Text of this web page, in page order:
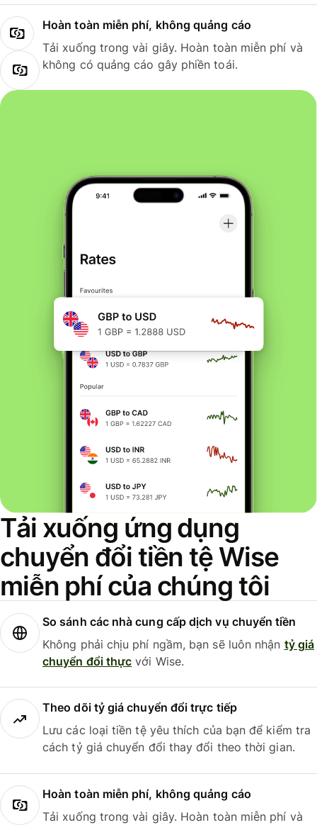
Hoàn toàn miễn phí, không quảng cáo
Tải xuống trong vài giây. Hoàn toàn miễn phí và
không có quảng cáo gây phiền toái.
Tải xuống ứng dụng
chuyển đổi tiền tệ Wise
miễn phí của chúng tôi
So sánh các nhà cung cấp dịch vụ chuyển tiền
Không phải chịu phí ngầm, bạn sẽ luôn nhận tỷ giá
chuyển đổi thực với Wise.
Theo dõi tỷ giá chuyển đổi trực tiếp
Lưu các loại tiền tệ yêu thích của bạn để kiểm tra
cách tỷ giá chuyển đổi thay đổi theo thời gian.
Hoàn toàn miễn phí, không quảng cáo
Tải xuống trong vài giây. Hoàn toàn miễn phí và